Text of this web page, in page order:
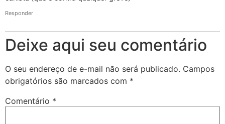
Responder
Deixe aqui seu comentário
O seu endereço de e-mail não será publicado. Campos
obrigatórios são marcados com *
Comentário *